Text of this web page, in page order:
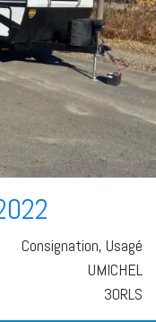
Consignation, Usagé
UMICHEL
30RLS